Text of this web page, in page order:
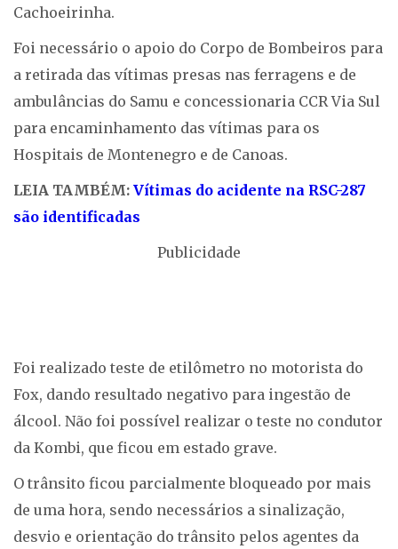
Cachoeirinha.
Foi necessário o apoio do Corpo de Bombeiros para
a retirada das vítimas presas nas ferragens e de
ambulâncias do Samu e concessionaria CCR Via Sul
para encaminhamento das vítimas para os
Hospitais de Montenegro e de Canoas.
LEIA TAMBÉM: Vítimas do acidente na RSC-287
são identificadas
Publicidade
Foi realizado teste de etilômetro no motorista do
Fox, dando resultado negativo para ingestão de
álcool. Não foi possível realizar o teste no condutor
da Kombi, que ficou em estado grave.
O trânsito ficou parcialmente bloqueado por mais
de uma hora, sendo necessários a sinalização,
desvio e orientação do trânsito pelos agentes da